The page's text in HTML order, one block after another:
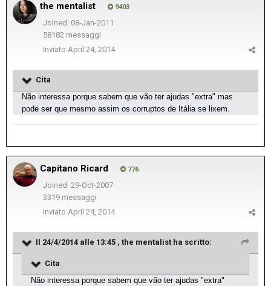
the mentalist 9403
Joined: 08-Jan-2011
58182 messaggi
Inviato April 24, 2014
Cita
Não interessa porque sabem que vão ter ajudas "extra" mas
pode ser que mesmo assim os corruptos de Itália se lixem.
Capitano Ricard 776
Joined: 29-Oct-2007
3319 messaggi
Inviato April 24, 2014
Il 24/4/2014 alle 13:45 , the mentalist ha scritto:
Cita
Não interessa porque sabem que vão ter ajudas "extra"